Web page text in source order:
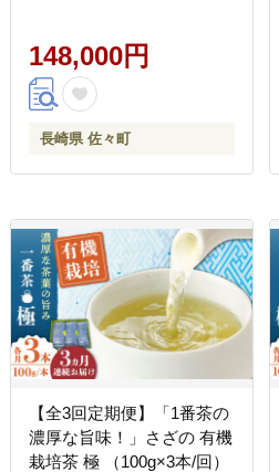
148,000円
長崎県 佐々町
【全3回定期便】「1番茶の
濃厚な旨味！」さざの 有機
栽培茶 極 （100g×3本/回）